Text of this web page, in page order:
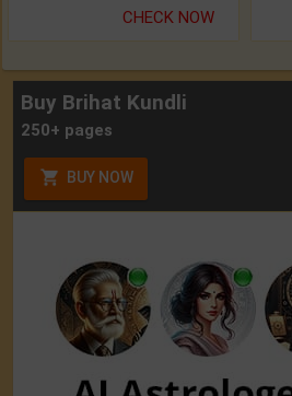
CHECK NOW
Buy Brihat Kundli
250+ pages
BUY NOW